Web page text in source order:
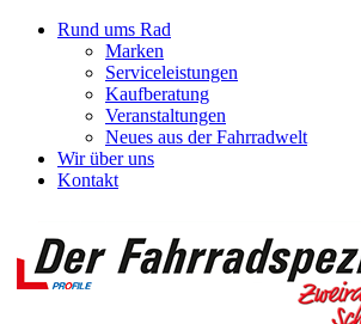
Rund ums Rad
Marken
Serviceleistungen
Kaufberatung
Veranstaltungen
Neues aus der Fahrradwelt
Wir über uns
Kontakt